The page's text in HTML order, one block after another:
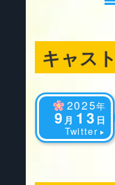
キャス
2025年
9 月 13 日
Twitter